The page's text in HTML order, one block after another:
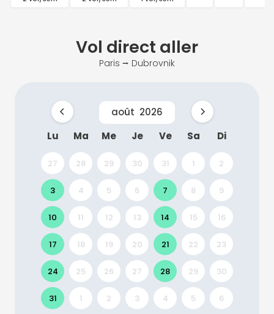
Vol direct aller
Paris ⭢ Dubrovnik
août 2026
Lu
Ma Me Je Ve Sa Di
27 28 29 30 31 1 2
3 4 5 6 7 8 9
10 11 12 13 14 15 16
17 18 19 20 21 22 23
24 25 26 27 28 29 30
31 1 2 3 4 5 6